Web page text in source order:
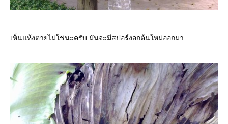
เห็นแห้งตายไม่ใช่นะครับ มันจะมีสปอร์งอกต้นใหม่ออกมา